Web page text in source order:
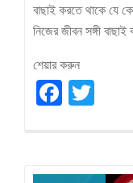
বাছাই করতে থাকে যে
নিজের জীবন সঙ্গী
শেয়ার করুন
Facebook